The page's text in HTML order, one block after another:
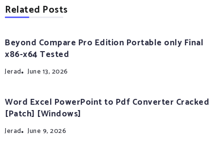
Related Posts
Beyond Compare Pro Edition Portable only Final
x86-x64 Tested
Jerad June 13, 2026
Word Excel PowerPoint to Pdf Converter Cracked
[Patch] [Windows]
Jerad June 9, 2026